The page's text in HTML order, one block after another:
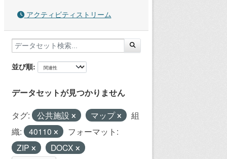
アクティビティストリーム
並び順
データセットが見つかりません
タグ: 公共施設 マップ
組
織:
40110
フォーマット:
ZIP
DOCX